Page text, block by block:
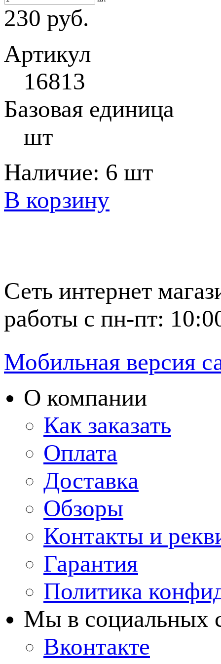
230 руб.
Артикул
16813
Базовая единица
шт
Наличие: 6 шт
В корзину
Сеть интернет
работы с пн-пт:
Мобильная версия
О компании
Как заказать
Оплата
Доставка
Обзоры
Контакты и
Гарантия
Политика
Мы в cоциальных
Вконтакте